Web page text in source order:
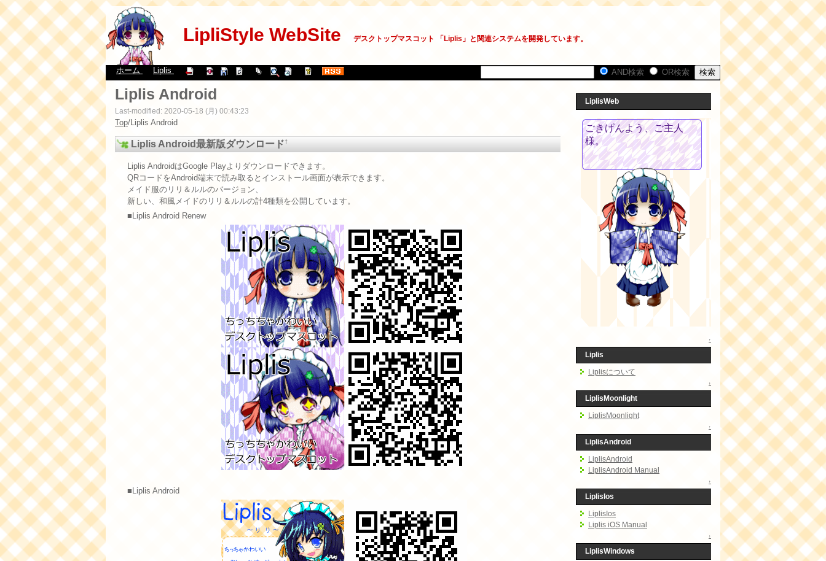
LipliStyle WebSite デスクトップマスコット 「Liplis」と関連システムを開発しています。
ホーム Liplis AND検索 OR検索
Liplis Android
Last-modified: 2020-05-18 (月) 00:43:23
Top/Liplis Android
Liplis Android最新版ダウンロード†
Liplis AndroidはGoogle Playよりダウンロードできます。
QRコードをAndroid端末で読み取るとインストール画面が表示できます。
メイド服のリリ＆ルルのバージョン、
新しい、和風メイドのリリ＆ルルの計4種類を公開しています。
■Liplis Android Renew
■Liplis Android
LiplisWeb
↑
Liplis
Liplisについて
↑
LiplisMoonlight
LiplisMoonlight
↑
LiplisAndroid
LiplisAndroid
LiplisAndroid Manual
↑
LiplisIos
LiplisIos
Liplis iOS Manual
↑
LiplisWindows